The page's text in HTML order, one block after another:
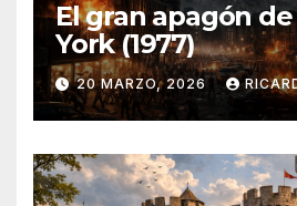
El gran apagón
York (1977)
20 MARZO, 2026